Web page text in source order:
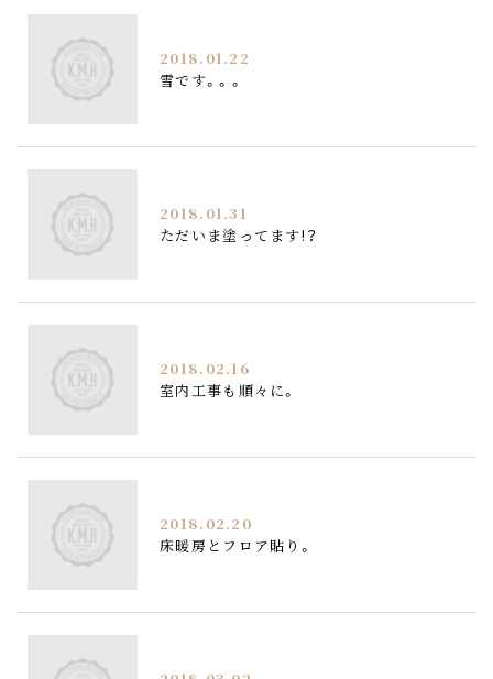
2018.01.22
雪です。。。
2018.01.31
ただいま塗ってます!？
2018.02.16
室内工事も順々に。
2018.02.20
床暖房とフロア貼り。